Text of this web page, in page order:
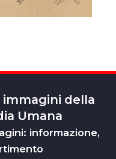
immagini della
Umana
informazione,